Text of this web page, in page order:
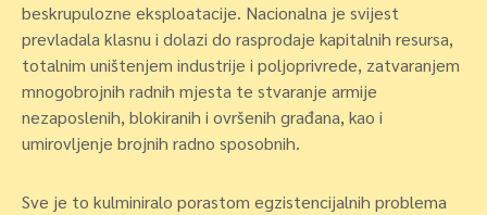
beskrupulozne eksploatacije. Nacionalna je svijest
prevladala klasnu i dolazi do rasprodaje kapitalnih resursa,
totalnim uništenjem industrije i poljoprivrede, zatvaranjem
mnogobrojnih radnih mjesta te stvaranje armije
nezaposlenih, blokiranih i ovršenih građana, kao i
umirovljenje brojnih radno sposobnih.
Sve je to kulminiralo porastom egzistencijalnih problema